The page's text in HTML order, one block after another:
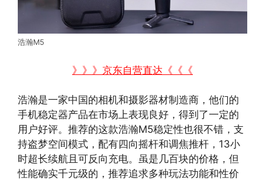
浩瀚M5
》》》京东自营直达《《《
浩瀚是一家中国的相机和摄影器材制造商，他们的
手机稳定器产品在市场上表现良好，得到了一定的
用户好评。推荐的这款浩瀚M5稳定性也很不错，支
持盗梦空间模式，配有四向摇杆和调焦推杆，13小
时超长续航且可反向充电。虽是几百块的价格，但
性能确实千元级的，推荐追求多种玩法功能和性价